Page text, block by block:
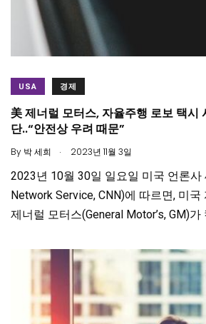
USA 경제
美 제너럴 모터스, 자율주행 로보 택시
단..“안전상 우려 때문”
By 박 세희 . 2023년 11월 3일
2023년 10월 30일 일요일 미국 언론사
Network Service, CNN)에 따르면, 미국
제너럴 모터스(General Motor’s, GM)